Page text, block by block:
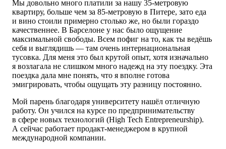
Мы довольно много платили за нашу 35-метровую
квартиру, больше чем за 85-метровую в Питере, зато еда
и вино стоили примерно столько же, но были гораздо
качественнее. В Барселоне у нас было ощущение
максимальной свободы. Всем пофиг на то, как ты ведёшь
себя и выглядишь — там очень интернациональная
тусовка. Для меня это был крутой опыт, хотя изначально
я возлагала не слишком много надежд на эту поездку. Эта
поездка дала мне понять, что я вполне готова
эмигрировать, чтобы ощущать эту разницу постоянно.
Мой парень благодаря университету нашёл отличную
работу. Он учился на курсе по предпринимательству
в сфере новых технологий (High Tech Entrepreneurship).
А сейчас работает продакт-менеджером в крупной
международной компании.